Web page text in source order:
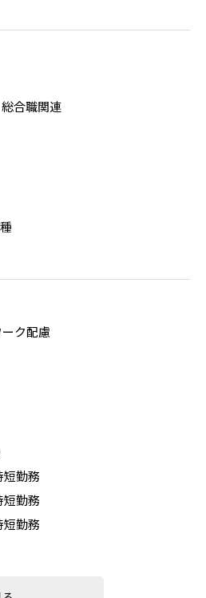
合職関連
ク配慮
短勤務
短勤務
短勤務